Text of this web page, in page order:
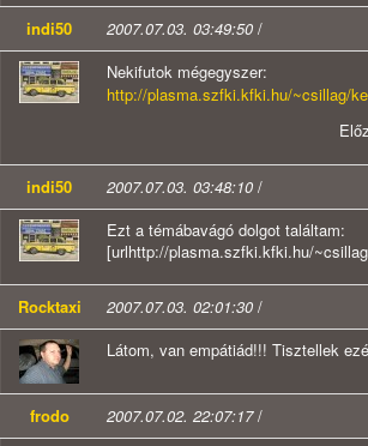
indi50 2007.07.03. 03:49:50 /
Nekifutok mégegyszer:
http://plasma.szfki.kfki.hu/~csillag/
indi50 2007.07.03. 03:48:10 /
Ezt a témábavágó dolgot találtam:
[urlhttp://plasma.szfki.kfki.hu/
Rocktaxi 2007.07.03. 02:01:30 /
Látom, van empátiád!!! Tisztellek
frodo 2007.07.02. 22:07:17/